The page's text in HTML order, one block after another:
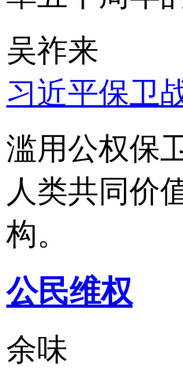
吴祚来
习近平保卫
滥用公权保
人类共同价
构。
公民维权
余味